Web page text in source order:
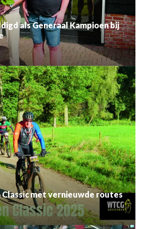
als Generaal Kampioen bij
Vasser Heuvelen Classic met vernieuwde routes